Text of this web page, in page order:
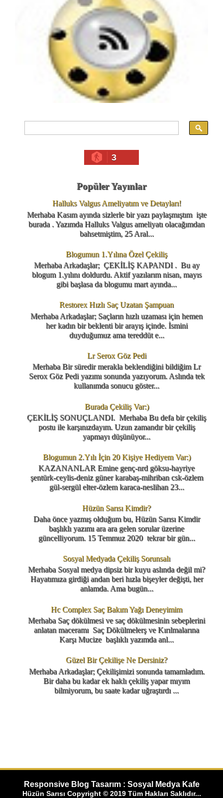
3
Popüler Yayınlar
Halluks Valgus Ameliyatım ve Detayları!
Merhaba Kasım ayında sizlerle bir yazı paylaşmıştım işte
burada . Yazımda Halluks Valgus ameliyatı olacağımdan
bahsetmiştim, 25 Aral...
Blogumun 1.Yılına Özel Çekiliş
Merhaba Arkadaşlar; ÇEKİLİŞ KAPANDI . Bu ay
blogum 1.yılını doldurdu. Aktif yazılarım nisan, mayıs
gibi başlasa da blogumu mart ayında...
Restorex Hızlı Saç Uzatan Şampuan
Merhaba Arkadaşlar; Saçların hızlı uzaması için hemen
her kadın bir beklenti bir arayış içinde. İsmini
duyduğumuz ama tereddüt e...
Lr Serox Göz Pedi
Merhaba Bir süredir merakla beklendiğini bildiğim Lr
Serox Göz Pedi yazımı sonunda yazıyorum. Aslında tek
kullanımda sonucu göster...
Burada Çekiliş Var:)
ÇEKİLİŞ SONUÇLANDI. Merhaba Bu defa bir çekiliş
postu ile karşınızdayım. Uzun zamandır bir çekiliş
yapmayı düşünüyor...
Blogumun 2.Yılı İçin 20 Kişiye Hediyem Var:)
KAZANANLAR Emine genç-nrd göksu-hayriye
şentürk-ceylis-deniz güner karabaş-mihriban csk-özlem
gül-sergül elter-özlem karaca-neslihan 23...
Hüzün Sarısı Kimdir?
Daha önce yazmış olduğum bu, Hüzün Sarısı Kimdir
başlıklı yazımı ara ara gelen sorular üzerine
güncelliyorum. 15 Temmuz 2020 tekrar bir gün...
Sosyal Medyada Çekiliş Sorunsalı
Merhaba Sosyal medya dipsiz bir kuyu aslında değil mi?
Hayatımıza girdiği andan beri hızla bişeyler değişti, her
anlamda. Ama bugün...
Hc Complex Saç Bakım Yağı Deneyimim
Merhaba Saç dökülmesi ve saç dökülmesinin sebeplerini
anlatan maceramı Saç Dökülmelerş ve Kırılmalarına
Karşı Mucize başlıklı yazımda anl...
Güzel Bir Çekilişe Ne Dersiniz?
Merhaba Arkadaşlar; Çekilişimizi sonunda tamamladım.
Bir daha bu kadar ek haklı çekiliş yapar mıyım
bilmiyorum, bu saate kadar uğraştırdı ...
Responsive Blog Tasarım : Sosyal Medya Kafe
Hüzün Sarısı Copyright © 2019 Tüm Hakları Saklıdır...